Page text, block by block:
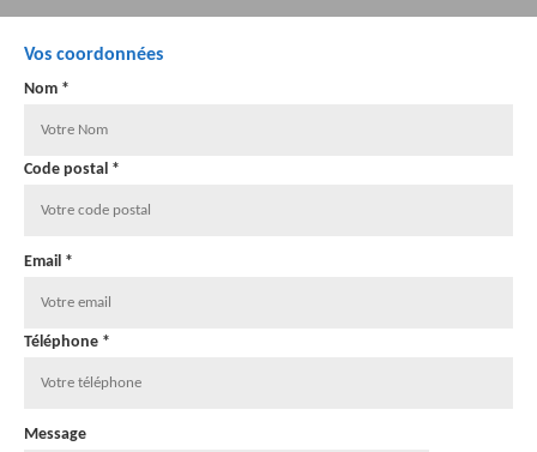
Vos coordonnées
Nom *
Code postal *
Email *
Téléphone *
Message